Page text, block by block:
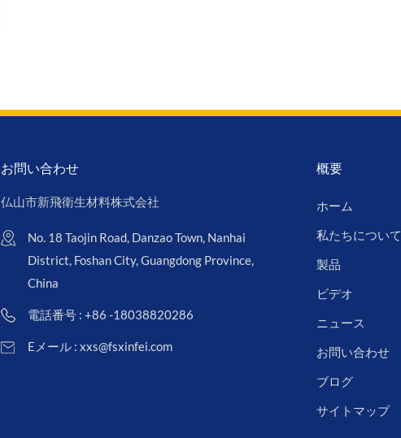
お問い合わせ
仏山市新飛衛生材料株式会社
No. 18 Taojin Road, Danzao Town, Nanhai
District, Foshan City, Guangdong Province,
China
電話番号 : +86 -18038820286
Eメール : xxs@fsxinfei.com
概要
ホーム
私たちについて
製品
ビデオ
ニュース
お問い合わせ
ブログ
サイトマップ